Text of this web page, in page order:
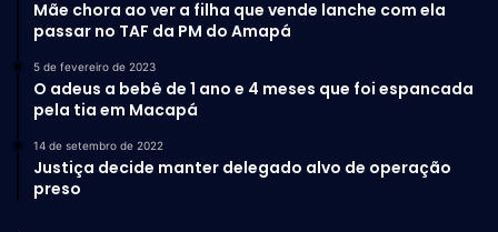
Mãe chora ao ver a filha que vende lanche com ela
passar no TAF da PM do Amapá
5 de fevereiro de 2023
O adeus a bebê de 1 ano e 4 meses que foi espancada
pela tia em Macapá
14 de setembro de 2022
Justiça decide manter delegado alvo de operação
preso